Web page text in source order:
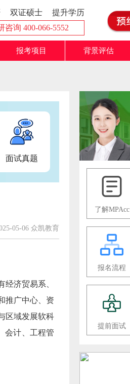
双证硕士
提升学历
咨询 400-066-5552
报考项目 背景评估
面试真题
05-06 众凯教育
济贸易系、
推广中心、资
区域发展软科
会计、工程管
了解MPAcc
报名流程
提前面试